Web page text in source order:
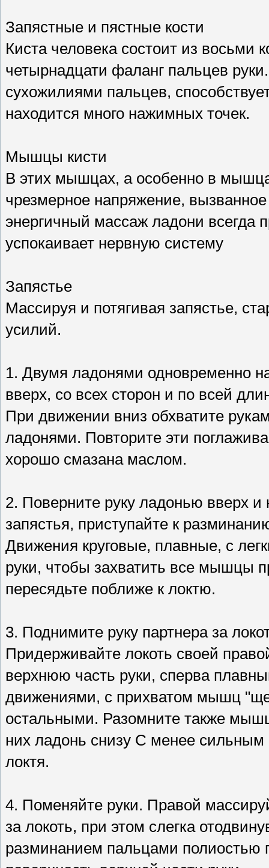
Запястные и пястные кости
Киста человека состоит из восьми
четырнадцати фаланг пальцев
сухожилиями пальцев,
находится много нажимных точек.
Мышцы кисти
В этих мышцах, а особенно в
чрезмерное напряжение,
энергичный массаж ладони
успокаивает нервную систему
Запястье
Массируя и потягивая запястье,
усилий.
1. Двумя ладонями одновременно
вверх, со всех сторон и по всей
При движении вниз обхватите
ладонями. Повторите эти
хорошо смазана маслом.
2. Поверните руку ладонью вверх
запястья, приступайте к
Движения круговые, плавные, с
руки, чтобы захватить все мышцы
пересядьте поближе к локтю.
3. Поднимите руку партнера за
Придерживайте локоть своей
верхнюю часть руки, сперва
движениями, с прихватом мышц
остальными. Разомните также
них ладонь снизу С менее
локтя.
4. Поменяйте руки. Правой
за локоть, при этом слегка
разминанием пальцами